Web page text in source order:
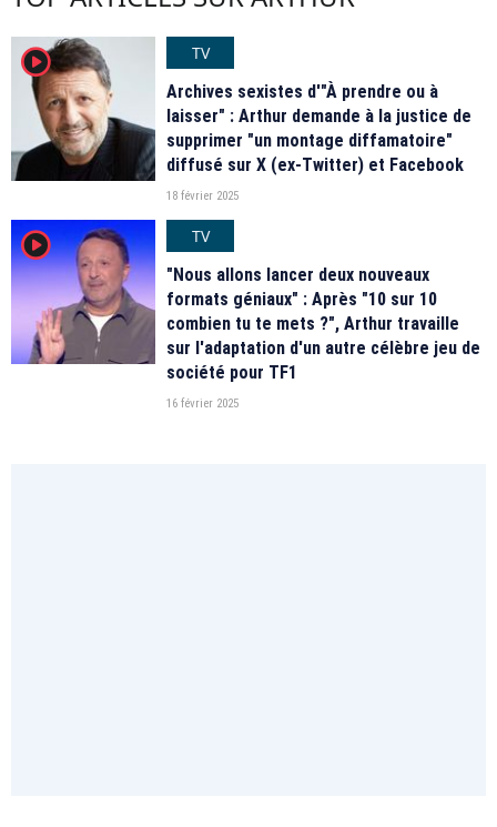
player2
TV
Archives sexistes d'"À prendre ou à
laisser" : Arthur demande à la justice de
supprimer "un montage diffamatoire"
diffusé sur X (ex-Twitter) et Facebook
18 février 2025
player2
TV
"Nous allons lancer deux nouveaux
formats géniaux" : Après "10 sur 10
combien tu te mets ?", Arthur travaille
sur l'adaptation d'un autre célèbre jeu de
société pour TF1
16 février 2025